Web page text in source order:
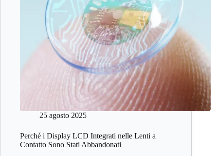
25 agosto 2025
Perché i Display LCD Integrati nelle Lenti a
Contatto Sono Stati Abbandonati